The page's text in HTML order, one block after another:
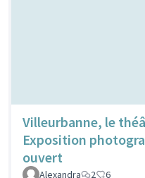
Villeurbanne, le
Exposition
ouvert
Alexandra 2 6